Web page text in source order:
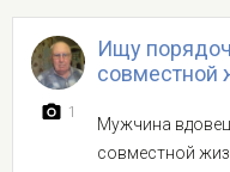
1
Ищу
совместной
Мужчина
совместной